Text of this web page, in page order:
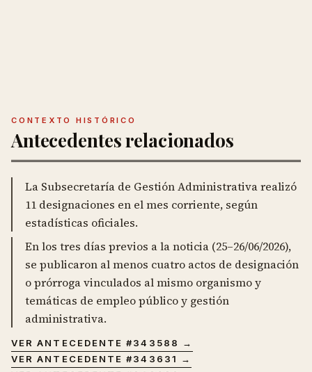
CONTEXTO HISTÓRICO
Antecedentes relacionados
La Subsecretaría de Gestión Administrativa realizó
11 designaciones en el mes corriente, según
estadísticas oficiales.
En los tres días previos a la noticia (25–26/06/2026),
se publicaron al menos cuatro actos de designación
o prórroga vinculados al mismo organismo y
temáticas de empleo público y gestión
administrativa.
VER ANTECEDENTE #343588
→
VER ANTECEDENTE #343631
→